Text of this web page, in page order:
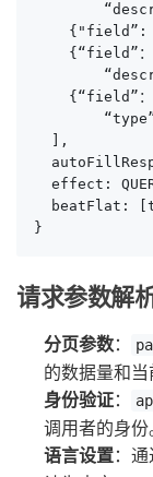
{"field”:
{“field”
{“field”
“type”
  ],
effect:
beatFlat:
}
请求参数解
分页参数：
的数据量和当
身份验证：
调用者的身份
语言设置：